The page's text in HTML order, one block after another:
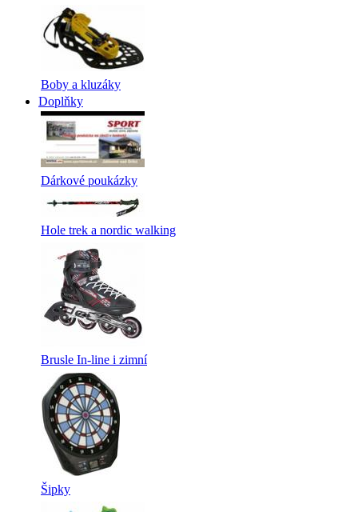
Boby a kluzáky
Doplňky
Dárkové poukázky
Hole trek a nordic walking
Brusle In-line i zimní
Šipky